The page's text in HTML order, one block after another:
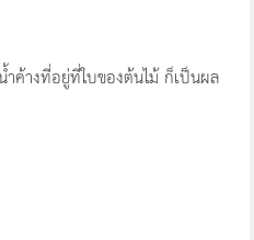
ค้างที่อยู่ที่ใบของต้นไม้ ก็เป็นผล